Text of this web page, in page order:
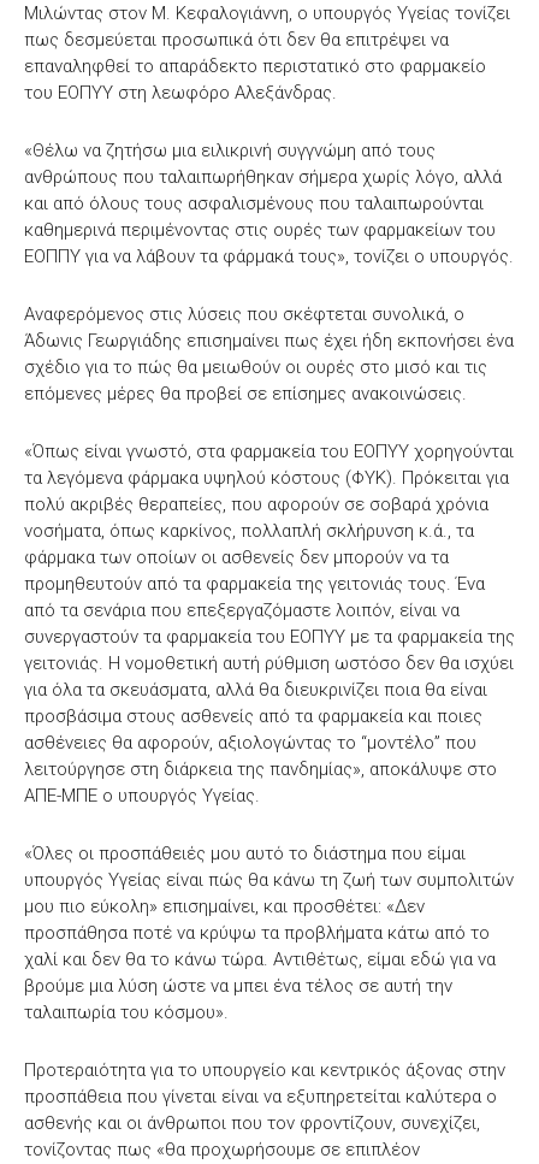
Μιλώντας στον Μ. Κεφαλογιάννη, ο υπουργός Υγείας τονίζει
πως δεσμεύεται προσωπικά ότι δεν θα επιτρέψει να
επαναληφθεί το απαράδεκτο περιστατικό στο φαρμακείο
του ΕΟΠΥΥ στη λεωφόρο Αλεξάνδρας.
«Θέλω να ζητήσω μια ειλικρινή συγγνώμη από τους
ανθρώπους που ταλαιπωρήθηκαν σήμερα χωρίς λόγο, αλλά
και από όλους τους ασφαλισμένους που ταλαιπωρούνται
καθημερινά περιμένοντας στις ουρές των φαρμακείων του
ΕΟΠΠΥ για να λάβουν τα φάρμακά τους», τονίζει ο υπουργός.
Αναφερόμενος στις λύσεις που σκέφτεται συνολικά, ο
Άδωνις Γεωργιάδης επισημαίνει πως έχει ήδη εκπονήσει ένα
σχέδιο για το πώς θα μειωθούν οι ουρές στο μισό και τις
επόμενες μέρες θα προβεί σε επίσημες ανακοινώσεις.
«Όπως είναι γνωστό, στα φαρμακεία του ΕΟΠΥΥ χορηγούνται
τα λεγόμενα φάρμακα υψηλού κόστους (ΦΥΚ). Πρόκειται για
πολύ ακριβές θεραπείες, που αφορούν σε σοβαρά χρόνια
νοσήματα, όπως καρκίνος, πολλαπλή σκλήρυνση κ.ά., τα
φάρμακα των οποίων οι ασθενείς δεν μπορούν να τα
προμηθευτούν από τα φαρμακεία της γειτονιάς τους. Ένα
από τα σενάρια που επεξεργαζόμαστε λοιπόν, είναι να
συνεργαστούν τα φαρμακεία του ΕΟΠΥΥ με τα φαρμακεία της
γειτονιάς. Η νομοθετική αυτή ρύθμιση ωστόσο δεν θα ισχύει
για όλα τα σκευάσματα, αλλά θα διευκρινίζει ποια θα είναι
προσβάσιμα στους ασθενείς από τα φαρμακεία και ποιες
ασθένειες θα αφορούν, αξιολογώντας το “μοντέλο” που
λειτούργησε στη διάρκεια της πανδημίας», αποκάλυψε στο
ΑΠΕ-ΜΠΕ ο υπουργός Υγείας.
«Όλες οι προσπάθειές μου αυτό το διάστημα που είμαι
υπουργός Υγείας είναι πώς θα κάνω τη ζωή των συμπολιτών
μου πιο εύκολη» επισημαίνει, και προσθέτει: «Δεν
προσπάθησα ποτέ να κρύψω τα προβλήματα κάτω από το
χαλί και δεν θα το κάνω τώρα. Αντιθέτως, είμαι εδώ για να
βρούμε μια λύση ώστε να μπει ένα τέλος σε αυτή την
ταλαιπωρία του κόσμου».
Προτεραιότητα για το υπουργείο και κεντρικός άξονας στην
προσπάθεια που γίνεται είναι να εξυπηρετείται καλύτερα ο
ασθενής και οι άνθρωποι που τον φροντίζουν, συνεχίζει,
τονίζοντας πως «θα προχωρήσουμε σε επιπλέον